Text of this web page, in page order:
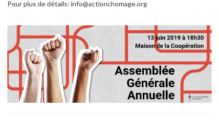
Pour plus de détails: info@actionchomage.org